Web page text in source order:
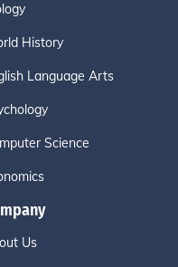
History
Language Arts
Science
Us